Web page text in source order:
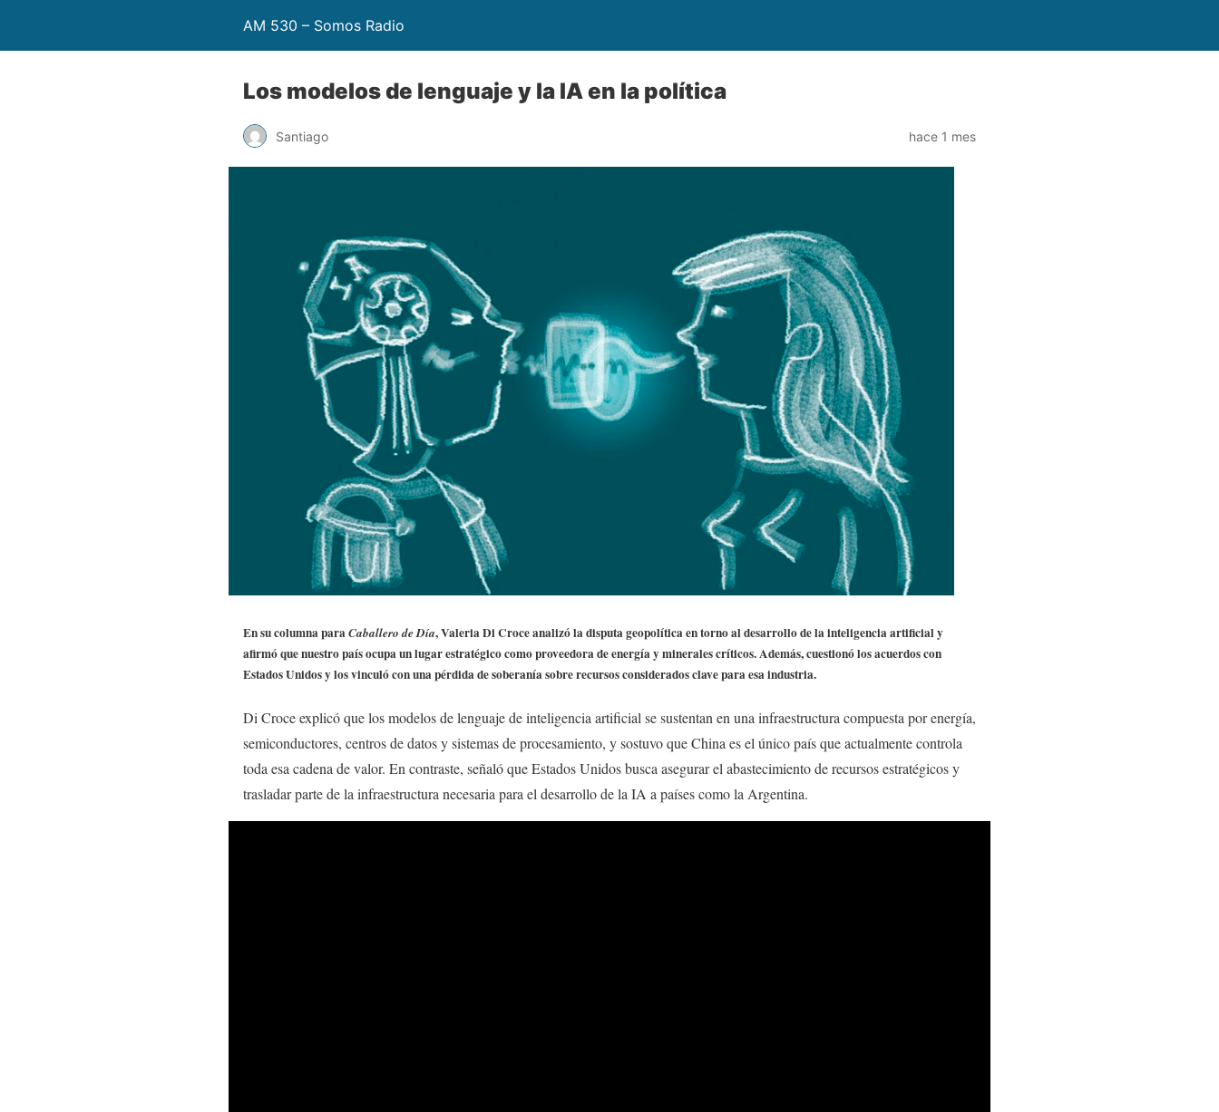
AM 530 – Somos Radio
Los modelos de lenguaje y la IA en la política
Santiago hace 1 mes
En su columna paraCaballero de Día, Valeria Di Croce analizó la disputa geopolítica en torno al desarrollo de la inteligencia artificial y
afirmó que nuestro país ocupa un lugar estratégico como proveedora de energía y minerales críticos. Además, cuestionó los acuerdos con
Estados Unidos y los vinculó con una pérdida de soberanía sobre recursos considerados clave para esa industria.
Di Croce explicó que los modelos de lenguaje de inteligencia artificial se sustentan en una infraestructura compuesta por energía,
semiconductores, centros de datos y sistemas de procesamiento, y sostuvo que China es el único país que actualmente controla
toda esa cadena de valor. En contraste, señaló que Estados Unidos busca asegurar el abastecimiento de recursos estratégicos y
trasladar parte de la infraestructura necesaria para el desarrollo de la IA a países como la Argentina.